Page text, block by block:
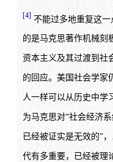
[4] 不能过多地重复这一
的是马克思著作机械刻
资本主义及其过渡到社
的回应。美国社会学家
人一样可以从历史中学
为马克思对“社会经济
已经被证实是无效的”
代有多重要，已经被理